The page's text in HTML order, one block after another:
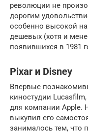
революции не
дорогим
особенно высокой
дешевых (хотя и
появившихся в 1981
Pixar и Disney
Впервые
киностудии
для компании Apple.
выкупил его
занималось тем, что